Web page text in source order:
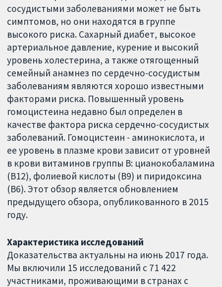
сосудистыми заболеваниями может не быть
симптомов, но они находятся в группе
высокого риска. Сахарный диабет, высокое
артериальное давление, курение и высокий
уровень холестерина, а также отягощенный
семейный анамнез по сердечно-сосудистым
заболеваниям являются хорошо известными
факторами риска. Повышенный уровень
гомоцистеина недавно был определен в
качестве фактора риска сердечно-сосудистых
заболеваний. Гомоцистеин - аминокислота, и
ее уровень в плазме крови зависит от уровней
в крови витаминов группы В: цианокобаламина
(B12), фолиевой кислоты (B9) и пиридоксина
(B6). Этот обзор является обновлением
предыдущего обзора, опубликованного в 2015
году.
Характеристика исследований
Доказательства актуальны на июнь 2017 года.
Мы включили 15 исследований с 71 422
участниками, проживающими в странах с